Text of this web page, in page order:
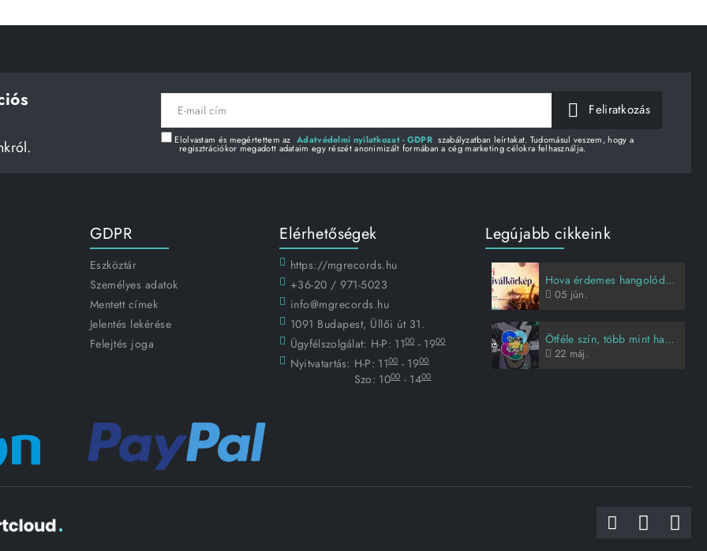
E-
mail Feliratkozás
Elolvastam és megértettem az Adatvédelmi nyilatkozat - GDPR szabályzatban leírtakat. Tudomásul veszem, hogy a
regisztrációkor megadott adataim egy részét anonimizált formában a cég marketing célokra felhasználja.
GDPR
Eszköztár
Személyes adatok
Mentett címek
Jelentés lekérése
Felejtés joga
Elérhetőségek
https://mgrecords.hu
+36-20 / 971-5023
info@mgrecords.hu
1091 Budapest, Üllői út 31.
Ügyfélszolgálat: H-P: 1100- 1900
Nyitvatartás: H-P: 1100- 1900
Szo: 1000- 1400
Legújabb cikkeink
Hova érdemes hangolódni idén nyáron?
05 jún.
Ötféle szín, több mint harmincöt évnyi Animal Cannibals-sztori
22 máj.